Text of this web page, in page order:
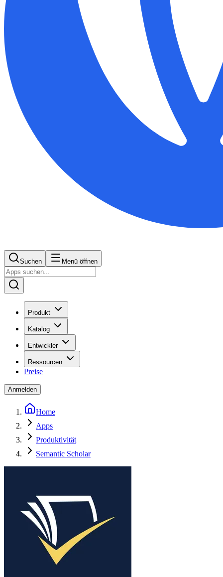
Suchen Menü öffnen
Produkt
Katalog
Entwickler
Ressourcen
Preise
Anmelden
Home
Apps
Produktivität
Semantic Scholar